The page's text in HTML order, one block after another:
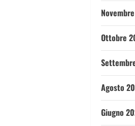
Ottobre
Agosto
Giugno